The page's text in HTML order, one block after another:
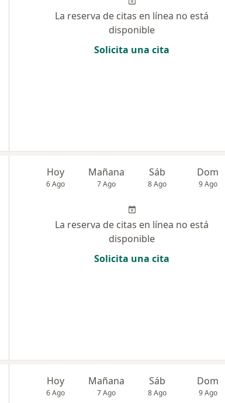
La reserva de citas en línea no está
disponible
Solicita una cita
Hoy
6 Ago
Mañana
7 Ago
Sáb
8 Ago
Dom
9 Ago
La reserva de citas en línea no está
disponible
Solicita una cita
Hoy
6 Ago
Mañana
7 Ago
Sáb
8 Ago
Dom
9 Ago